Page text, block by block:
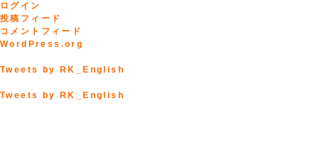
ログイン
投稿フィード
コメントフィード
WordPress.org
Tweets by RK_English
Tweets by RK_English